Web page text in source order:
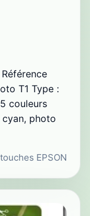
T1 Type :
couleurs
cyan, photo
EPSON